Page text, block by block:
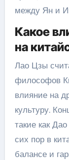
между Ян и
Какое
на
Лао Цзы
философов
влияние на
культуру.
такие как
сих пор в
балансе и